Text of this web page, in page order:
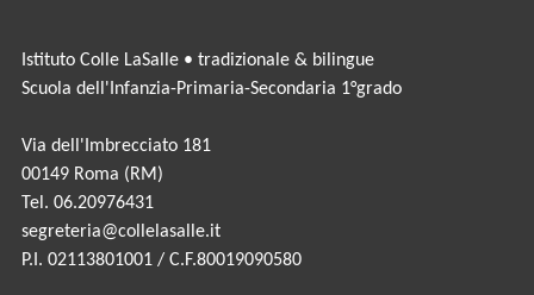
Istituto Colle LaSalle • tradizionale & bilingue
Scuola dell'Infanzia-Primaria-Secondaria 1°grado
Via dell'Imbrecciato 181
00149 Roma (RM)
Tel. 06.20976431
segreteria@collelasalle.it
P.I. 02113801001 / C.F.80019090580